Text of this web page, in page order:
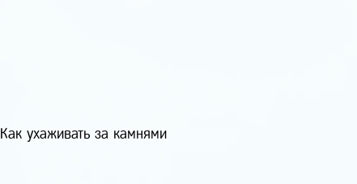
Как ухаживать за камнями